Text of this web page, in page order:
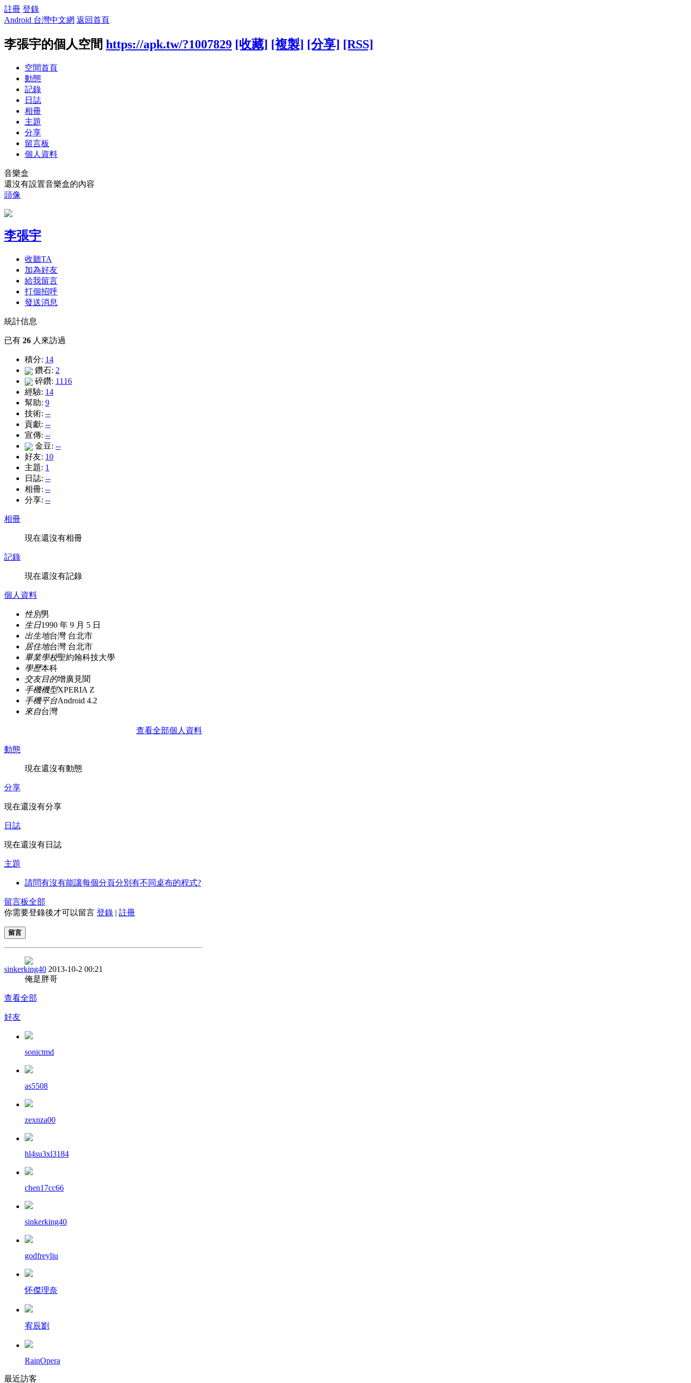
註冊 登錄
Android 台灣中文網 返回首頁
李張宇的個人空間 https://apk.tw/?1007829 [收藏] [複製] [分享] [RSS]
空間首頁
動態
記錄
日誌
相冊
主題
分享
留言板
個人資料
音樂盒
還沒有設置音樂盒的內容
頭像
李張宇
收聽TA
加為好友
給我留言
打個招呼
發送消息
統計信息
已有 26 人來訪過
積分: 14
鑽石: 2
碎鑽: 1116
經驗: 14
幫助: 9
技術: --
貢獻: --
宣傳: --
金豆: --
好友: 10
主題: 1
日誌: --
相冊: --
分享: --
相冊
現在還沒有相冊
記錄
現在還沒有記錄
個人資料
性別男
生日1990 年 9 月 5 日
出生地台灣 台北市
居住地台灣 台北市
畢業學校聖約翰科技大學
學歷本科
交友目的增廣見聞
手機機型XPERIA Z
手機平台Android 4.2
來自台灣
查看全部個人資料
動態
現在還沒有動態
分享
現在還沒有分享
日誌
現在還沒有日誌
主題
請問有沒有能讓每個分頁分別有不同桌布的程式?
留言板全部
你需要登錄後才可以留言 登錄 | 註冊
留言
sinkerking40 2013-10-2 00:21
俺是胖哥
查看全部
好友
sonictmd
as5508
zexnza00
hl4su3xl3184
chen17cc66
sinkerking40
godfreyliu
怀傑理奈
宥辰劉
RainOpera
最近訪客